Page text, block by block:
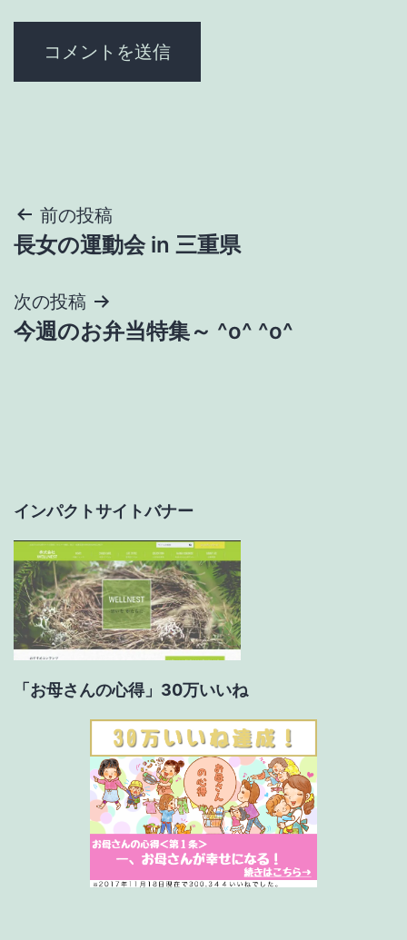
投
稿
ナ
ビ
ョ
ン
前の投稿
長女の運動会 in 三重県
次の投稿
今週のお弁当特集～ ^o^ ^o^
インパクトサイトバナー
「お母さんの心得」30万いいね